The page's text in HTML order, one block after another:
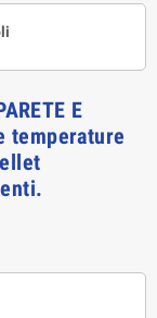
E
temperature